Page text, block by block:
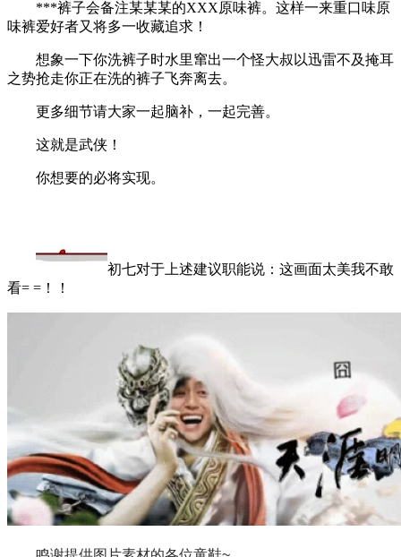
***裤子会备注某某某的XXX原味裤。这样一来重口味原
味裤爱好者又将多一收藏追求！
想象一下你洗裤子时水里窜出一个怪大叔以迅雷不及掩耳
之势抢走你正在洗的裤子飞奔离去。
更多细节请大家一起脑补，一起完善。
这就是武侠！
你想要的必将实现。
初七对于上述建议职能说：这画面太美我不敢
看= =！！